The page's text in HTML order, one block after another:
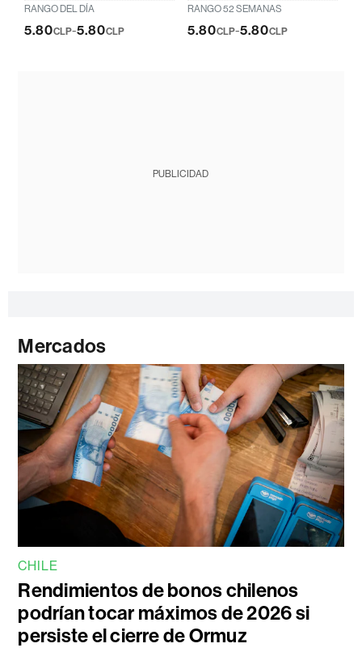
RANGO DEL DÍA
5.80CLP-5.80CLP
RANGO 52 SEMANAS
5.80CLP-5.80CLP
PUBLICIDAD
Mercados
CHILE
Rendimientos de bonos chilenos
podrían tocar máximos de 2026 si
persiste el cierre de Ormuz